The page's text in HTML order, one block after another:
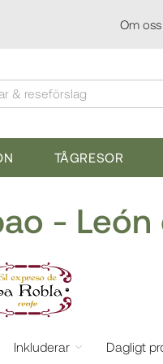
Om oss
& reseförslag
TÅGRESOR
-
Inkluderar Dagligt